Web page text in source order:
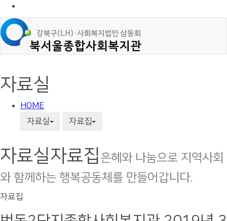
자료실
HOME
자료실
자료집
자료실자료집은혜와 나눔으로 지역사회
와 함께하는 행복공동체를 만들어갑니다.
자료집